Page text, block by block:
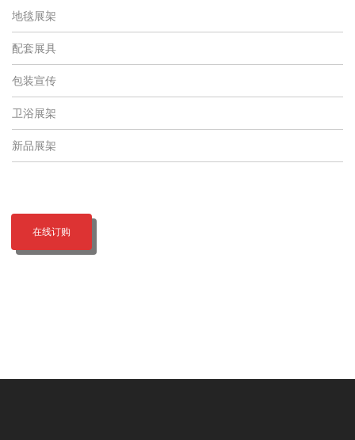
地毯展架
配套展具
包装宣传
卫浴展架
新品展架
在线订购